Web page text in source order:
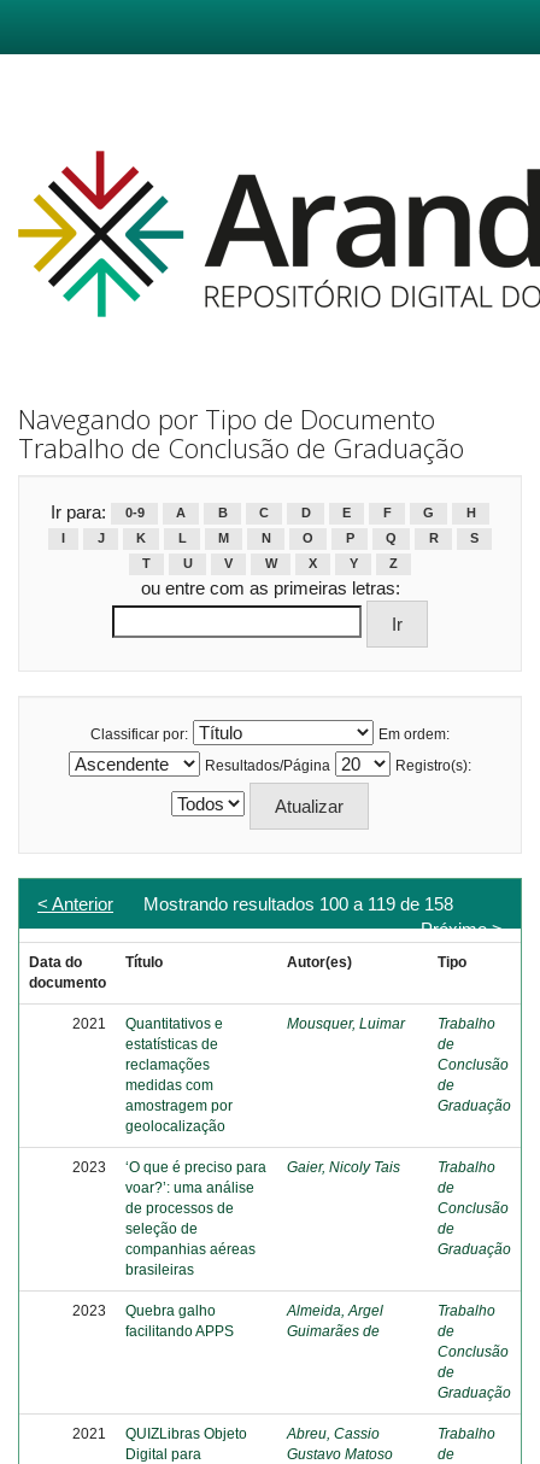
Navegando por Tipo de Documento
Trabalho de Conclusão de Graduação
Ir para: 0-9 A B C D E F G
H
J K L M N O P Q R
S
T
U V W X Y Z
ou entre com as primeiras letras:
Classificar por:
Em ordem:
Resultados/Página
Registro(s):
Mostrando resultados 100 a 119 de 158
< Anterior
Próximo >
Data do
documento
Título Autor(es) Tipo
2021
Quantitativos e
estatísticas de
reclamações
medidas com
amostragem por
geolocalização
Mousquer, Luimar
Trabalho
de
Conclusão
de
Graduação
2023
‘O que é preciso para
voar?’: uma análise
de processos de
seleção de
companhias aéreas
brasileiras
Gaier, Nicoly Tais
Trabalho
de
Conclusão
de
Graduação
2023
Quebra galho
facilitando APPS
Almeida, Argel
Guimarães de
Trabalho
de
Conclusão
de
Graduação
2021
QUIZLibras Objeto
Digital para
Abreu, Cassio
Gustavo Matoso
Trabalho
de